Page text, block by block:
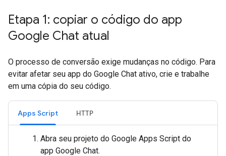
Etapa 1: copiar o código do app
Google Chat atual
O processo de conversão exige mudanças no código. Para
evitar afetar seu app do Google Chat ativo, crie e trabalhe
em uma cópia do seu código.
Apps Script HTTP
Abra seu projeto do Google Apps Script do
app Google Chat.